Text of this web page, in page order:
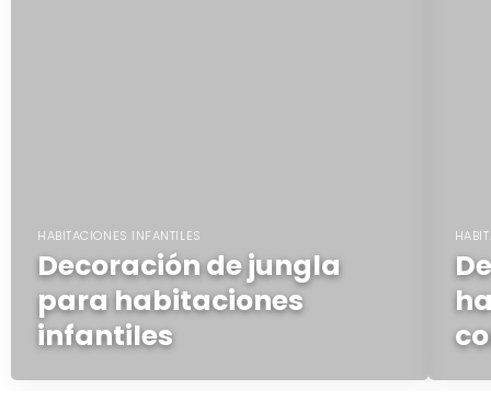
HABITACIONES INFANTILES
Decoración de jungla
para habitaciones
infantiles